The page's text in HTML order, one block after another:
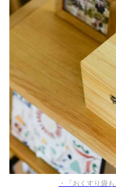
・「おくすり袋